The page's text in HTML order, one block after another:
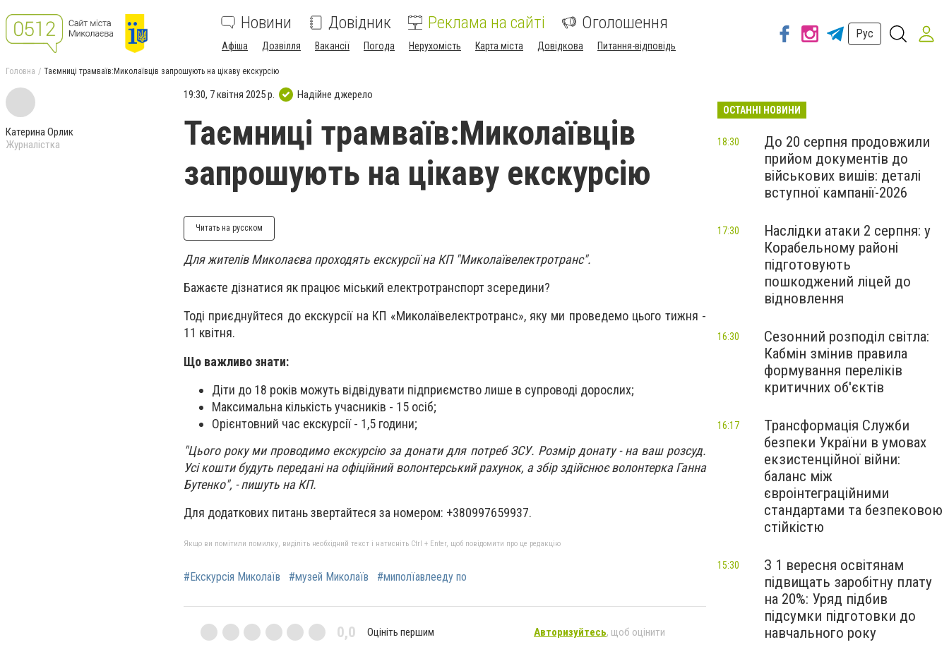
Новини Довідник Реклама на сайті Оголошення
Афіша Дозвілля Вакансії Погода Нерухомість Карта міста Довідкова Питання-відповідь
Рус
Головна Таємниці трамваїв:Миколаївців запрошують на цікаву екскурсію
Катерина Орлик
Журналістка
19:30, 7 квітня 2025 р. Надійне джерело
Таємниці трамваїв:Миколаївців
запрошують на цікаву екскурсію
Читать на русском
Для жителів Миколаєва проходять екскурсії на КП "Миколаївелектротранс".
Бажаєте дізнатися як працює міський електротранспорт зсередини?
Тоді приєднуйтеся до екскурсії на КП «Миколаївелектротранс», яку ми проведемо цього тижня -
11 квітня.
Що важливо знати:
Діти до 18 років можуть відвідувати підприємство лише в супроводі дорослих;
Максимальна кількість учасників - 15 осіб;
Орієнтовний час екскурсії - 1,5 години;
"Цього року ми проводимо екскурсію за донати для потреб ЗСУ. Розмір донату - на ваш розсуд.
Усі кошти будуть передані на офіційний волонтерський рахунок, а збір здійснює волонтерка Ганна
Бутенко", - пишуть на КП.
Для додаткових питань звертайтеся за номером: +380997659937.
Якщо ви помітили помилку, виділіть необхідний текст і натисніть Ctrl + Enter, щоб повідомити про це редакцію
#Екскурсія Миколаїв #музей Миколаїв #миполїавлееду по
0,0 Оцініть першим Авторизуйтесь, щоб оцінити
ОСТАННІ НОВИНИ
До 20 серпня продовжили
прийом документів до
військових вишів: деталі
вступної кампанії-2026
18:30
Наслідки атаки 2 серпня: у
Корабельному районі
підготовують
пошкоджений ліцей до
відновлення
17:30
Сезонний розподіл світла:
Кабмін змінив правила
формування переліків
критичних об'єктів
16:30
Трансформація Служби
безпеки України в умовах
екзистенційної війни:
баланс між
євроінтеграційними
стандартами та безпековою
стійкістю
16:17
З 1 вересня освітянам
підвищать заробітну плату
на 20%: Уряд підбив
підсумки підготовки до
навчального року
15:30